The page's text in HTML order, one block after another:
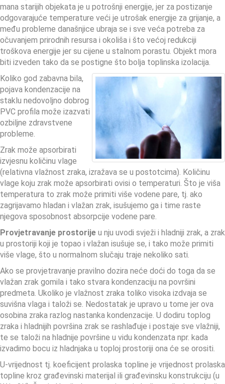
mana starijih objekata je u potrošnji energije, jer za postizanje
odgovarajuće temperature veći je utrošak energije za grijanje, a
među probleme današnjice ubraja se i sve veća potreba za
očuvanjem prirodnih resursa i okoliša i što većoj redukciji
troškova energije jer su cijene u stalnom porastu. Objekt mora
biti izveden tako da se postigne što bolja toplinska izolacija.
Koliko god zabavna bila,
pojava kondenzacije na
staklu nedovoljno dobrog
PVC profila može izazvati
ozbiljne zdravstvene
probleme.
Zrak može apsorbirati
izvjesnu količinu vlage
(relativna vlažnost zraka, izražava se u postotcima). Količinu
vlage koju zrak može apsorbirati ovisi o temperaturi. Što je viša
temperatura to zrak može primiti više vodene pare, tj. ako
zagrijavamo hladan i vlažan zrak, isušujemo ga i time raste
njegova sposobnost absorpcije vodene pare.
Provjetravanje prostorije u nju uvodi svježi i hladniji zrak, a zrak
u prostoriji koji je topao i vlažan isušuje se, i tako može primiti
više vlage, što u normalnom slučaju traje nekoliko sati.
Ako se provjetravanje pravilno dozira neće doći do toga da se
vlažan zrak gomila i tako stvara kondenzaciju na površini
predmeta. Ukoliko je vlažnost zraka toliko visoka izdvaja se
suvišna vlaga i taloži se. Nedostatak je upravo u tome jer ova
osobina zraka razlog nastanka kondenzacije. U dodiru toplog
zraka i hladnijih površina zrak se rashlađuje i postaje sve vlažniji,
te se taloži na hladnije površine u vidu kondenzata npr. kada
izvadimo bocu iz hladnjaka u toploj prostoriji ona će se orositi.
U-vrijednost tj. koeficijent prolaska topline je vrijednost prolaska
topline kroz građevinski materijal ili građevinsku konstrukciju (u